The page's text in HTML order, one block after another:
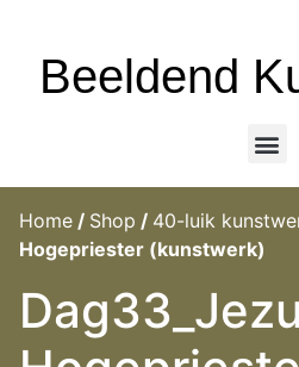
Beeldend
Home / Shop / 40-luik
Hogepriester (kunstwerk)